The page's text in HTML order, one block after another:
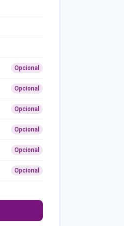
Opcional
Opcional
Opcional
Opcional
Opcional
Opcional